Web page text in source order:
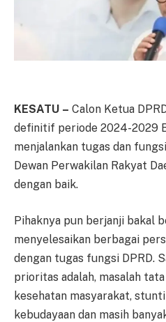
KESATU – Calon Ketua
definitif periode 2024-2029
menjalankan tugas dan
Dewan Perwakilan Rakyat
dengan baik.
Pihaknya pun berjanji bakal
menyelesaikan berbagai
dengan tugas fungsi DPRD.
prioritas adalah, masalah
kesehatan masyarakat,
kebudayaan dan masih